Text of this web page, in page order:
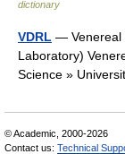
dictionary
VDRL — Venereal
Laboratory)
Science »
© Academic, 2000-2026
Contact us: Technical